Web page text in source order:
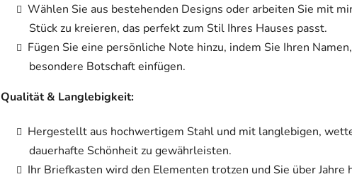
Wählen Sie aus bestehenden Designs oder arbeiten Sie mit
Stück zu kreieren, das perfekt zum Stil Ihres Hauses passt.
Fügen Sie eine persönliche Note hinzu, indem Sie Ihren
besondere Botschaft einfügen.
Qualität & Langlebigkeit:
Hergestellt aus hochwertigem Stahl und mit langlebigen,
dauerhafte Schönheit zu gewährleisten.
Ihr Briefkasten wird den Elementen trotzen und Sie über Jahre